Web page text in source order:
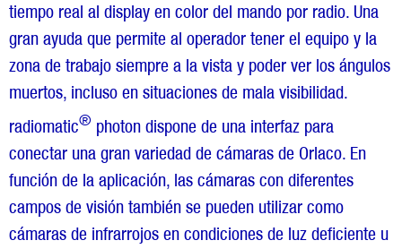
tiempo real al display en color del mando por radio. Una
gran ayuda que permite al operador tener el equipo y la
zona de trabajo siempre a la vista y poder ver los ángulos
muertos, incluso en situaciones de mala visibilidad.
radiomatic® photon dispone de una interfaz para
conectar una gran variedad de cámaras de Orlaco. En
función de la aplicación, las cámaras con diferentes
campos de visión también se pueden utilizar como
cámaras de infrarrojos en condiciones de luz deficiente u